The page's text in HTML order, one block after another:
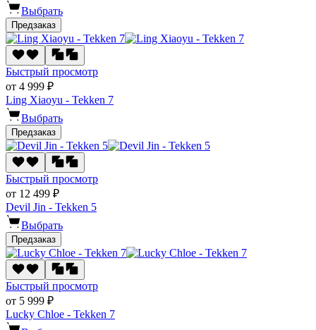
Выбрать
Предзаказ
Быстрый просмотр
от 4 999 ₽
Ling Xiaoyu - Tekken 7
Выбрать
Предзаказ
Быстрый просмотр
от 12 499 ₽
Devil Jin - Tekken 5
Выбрать
Предзаказ
Быстрый просмотр
от 5 999 ₽
Lucky Chloe - Tekken 7